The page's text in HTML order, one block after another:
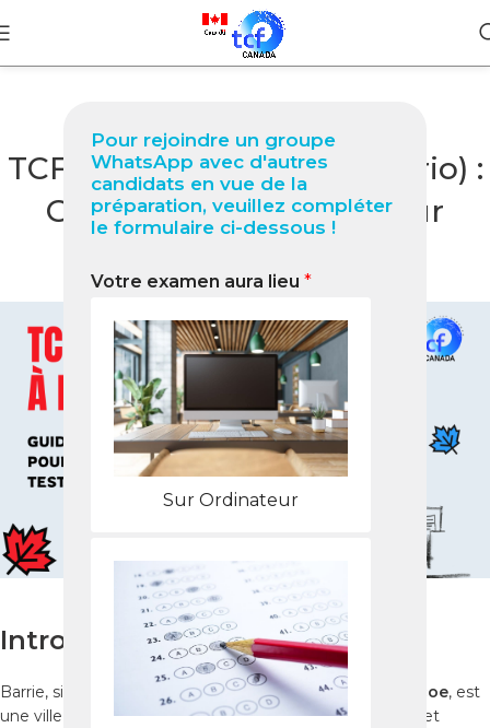
Pour rejoindre un groupe
WhatsApp avec d'autres
candidats en vue de la
préparation, veuillez compléter
le formulaire ci-dessous !
Votre examen aura lieu *
Sur Ordinateur
BLOG
TCF Canada à Barrie (Ontario) :
Guide complet 2026 pour
NabilOn avril 23, 2026
Introduction
Barrie, située au nord de Toronto dans la région du Simcoe, est
une ville dynamique qui attire étudiants, professionnels et